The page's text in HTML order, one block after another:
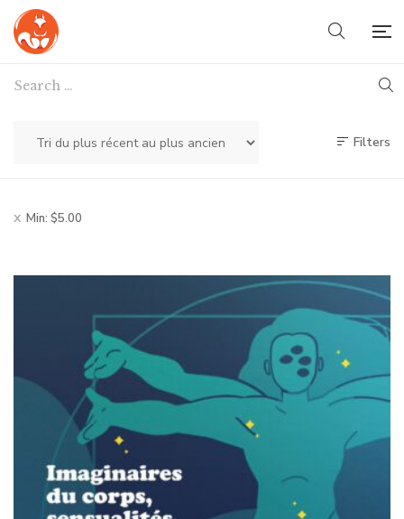
Filters
Min: $5.00